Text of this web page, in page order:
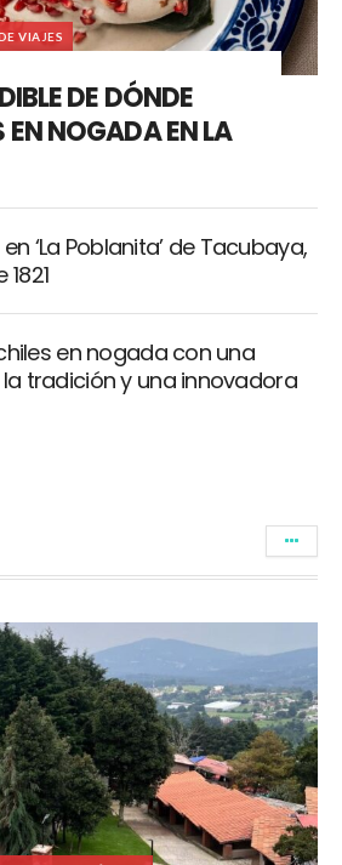
VIAJES
DE DÓNDE
EN NOGADA EN LA
‘La Poblanita’ de Tacubaya,
en nogada con una
tradición y una innovadora